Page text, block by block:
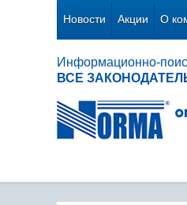
Новости Акции О
Информационно-
ВСЕ